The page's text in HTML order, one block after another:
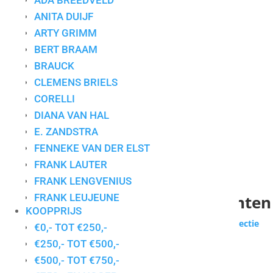
ANITA DUIJF
ARTY GRIMM
BERT BRAAM
BRAUCK
CLEMENS BRIELS
CORELLI
DIANA VAN HAL
E. ZANDSTRA
FENNEKE VAN DER ELST
FRANK LAUTER
FRANK LENGVENIUS
FRANK LEUJEUNE
GERDA ELFRING
GERDIEN DUIJSENS
GERT STRENGHOLT
HANS INNEMEE
KOOPPRIJS
€0,- TOT €250,-
€250,- TOT €500,-
€500,- TOT €750,-
Collectie voor particuliere klanten
Wilt u zakelijk werken huren of kopen?
Bekijk de collectie
zakelijke klanten
Toont alle 12 resultaten